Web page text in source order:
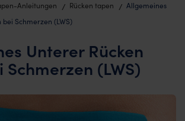
Anleitungen Rücken tapen
Allgemeines
Schmerzen (LWS)
Unterer Rücken
(LWS)